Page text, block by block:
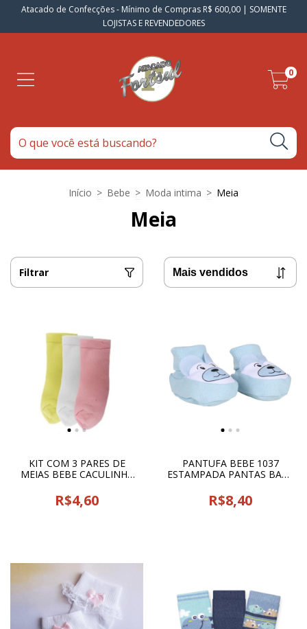
Atacado de Confecções - Mínimo de Compras R$ 600,00 | SOMENTE
LOJISTAS E REVENDEDORES
0
Início > Bebe > Moda intima > Meia
Meia
Filtrar
KIT COM 3 PARES DE
MEIAS BEBE CACULINHA
R$4,60
PANTUFA BEBE 1037
ESTAMPADA PANTAS BABY
R$8,40